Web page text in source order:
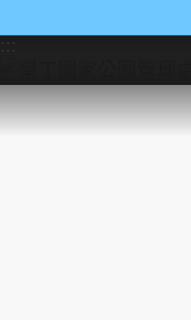
:::